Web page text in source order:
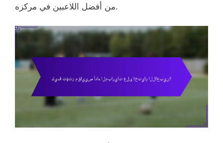
من أفضل اللاعبين في مركزه.